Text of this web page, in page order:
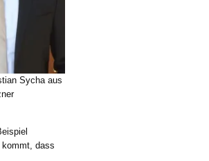
Sycha aus
dass